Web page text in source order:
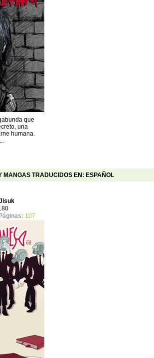
que
una
humana.
MANGAS TRADUCIDOS EN: ESPAÑOL
Páginas: 107